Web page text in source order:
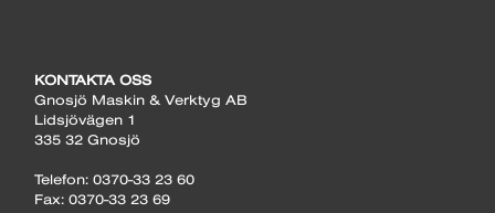
KONTAKTA OSS
Gnosjö Maskin & Verktyg AB
Lidsjövägen 1
335 32 Gnosjö
Telefon: 0370-33 23 60
Fax: 0370-33 23 69